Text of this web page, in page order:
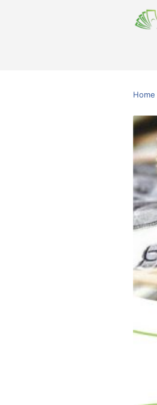
Home